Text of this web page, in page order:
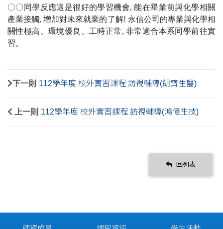
〇〇同學反應這是很好的學習機會, 能在畢業前與化學相關
產業接觸, 增加對未來就業的了解! 永信公司的專業與化學相
關性極高、環境優良、工時正常, 非常適合本系同學前往實
習。
下一則 112學年度 校外實習課程 訪視輔導(朗齊生醫)
上一則 112學年度 校外實習課程 訪視輔導(鴻億生技)
回列表